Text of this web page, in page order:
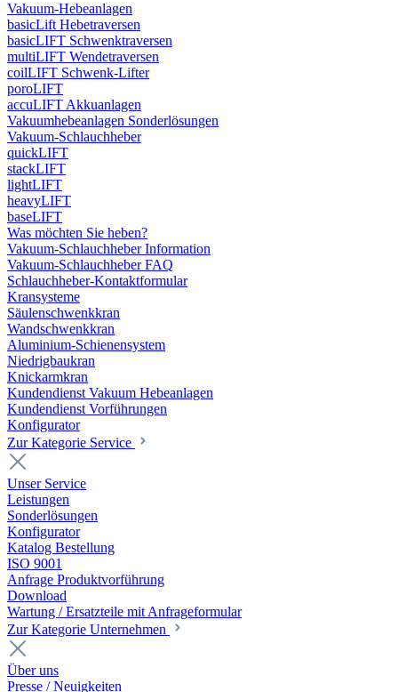
Vakuum-Hebeanlagen
basicLift Hebetraversen
basicLIFT Schwenktraversen
multiLIFT Wendetraversen
coilLIFT Schwenk-Lifter
poroLIFT
accuLIFT Akkuanlagen
Vakuumhebeanlagen Sonderlösungen
Vakuum-Schlauchheber
quickLIFT
stackLIFT
lightLIFT
heavyLIFT
baseLIFT
Was möchten Sie heben?
Vakuum-Schlauchheber Information
Vakuum-Schlauchheber FAQ
Schlauchheber-Kontaktformular
Kransysteme
Säulenschwenkkran
Wandschwenkkran
Aluminium-Schienensystem
Niedrigbaukran
Knickarmkran
Kundendienst Vakuum Hebeanlagen
Kundendienst Vorführungen
Konfigurator
Zur Kategorie Service
Unser Service
Leistungen
Sonderlösungen
Konfigurator
Katalog Bestellung
ISO 9001
Anfrage Produktvorführung
Download
Wartung / Ersatzteile mit Anfrageformular
Zur Kategorie Unternehmen
Über uns
Presse / Neuigkeiten